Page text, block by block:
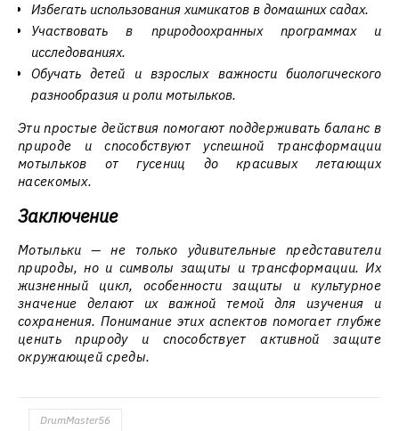
Избегать использования химикатов в домашних садах.
Участвовать в природоохранных программах и
исследованиях.
Обучать детей и взрослых важности биологического
разнообразия и роли мотыльков.
Эти простые действия помогают поддерживать баланс в
природе и способствуют успешной трансформации
мотыльков от гусениц до красивых летающих
насекомых.
Заключение
Мотыльки — не только удивительные представители
природы, но и символы защиты и трансформации. Их
жизненный цикл, особенности защиты и культурное
значение делают их важной темой для изучения и
сохранения. Понимание этих аспектов помогает глубже
ценить природу и способствует активной защите
окружающей среды.
DrumMaster56